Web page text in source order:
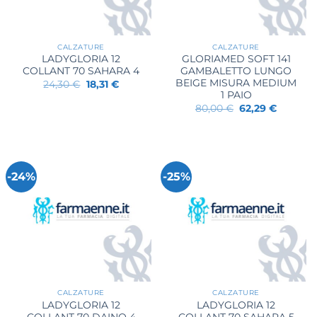
CALZATURE
LADYGLORIA 12
COLLANT 70 SAHARA 4
24,30€ Il
prezzo
18,31 €Il
CALZATURE
GLORIAMED SOFT 141
GAMBALETTO LUNGO
BEIGE MISURA MEDIUM
1 PAIO
80,00€ Il
prezzo
62,29€Il
-24%
CALZATURE
LADYGLORIA 12
-25%
CALZATURE
LADYGLORIA 12